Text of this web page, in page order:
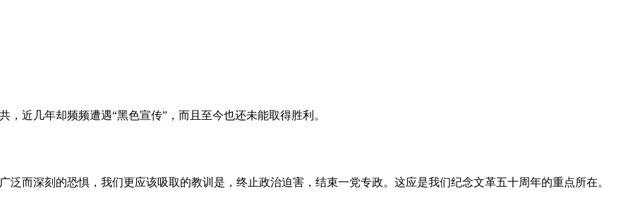
近几年却频频遭遇“黑色宣传”，而且至今也还未能取得胜利。
而深刻的恐惧，我们更应该吸取的教训是，终止政治迫害，结束一党专政。这应是我们纪念文革五十周年的重点所在。